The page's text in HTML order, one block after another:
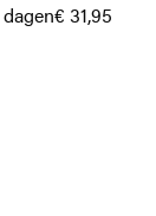
€ 31,95